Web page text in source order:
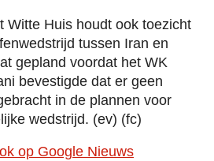
Witte Huis houdt ook toezicht
tussen Iran en
gepland voordat het WK
bevestigde dat er geen
in de plannen voor
wedstrijd. (ev) (fc)
op Google Nieuws